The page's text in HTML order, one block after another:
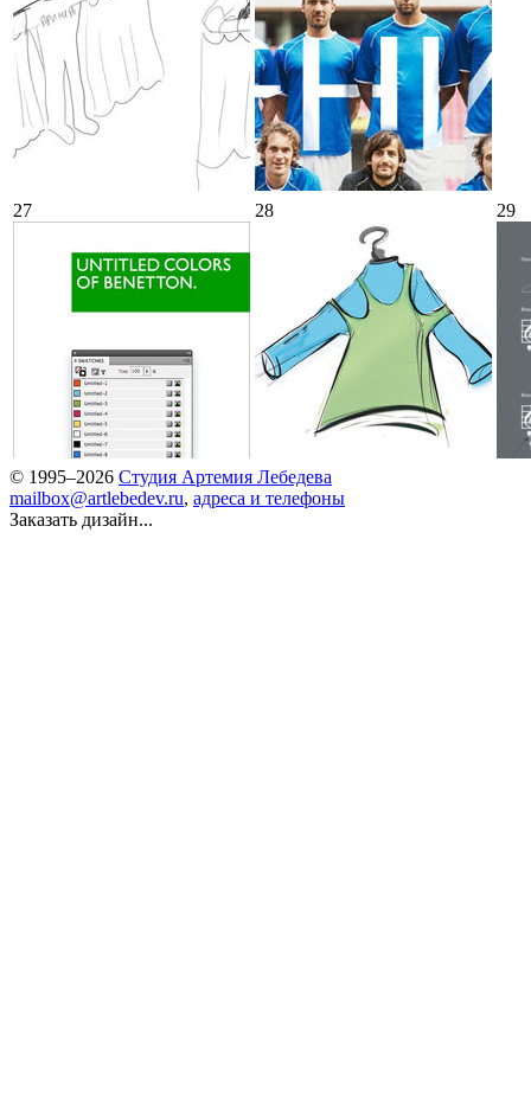
27 28 29
© 1995–2026 Студия Артемия Лебедева
mailbox@artlebedev.ru, адреса и телефоны
Заказать дизайн...